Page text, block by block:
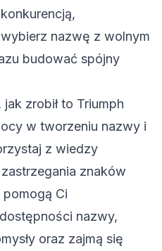
nazwę z wolnym
budować spójny
zrobił to Triumph
w tworzeniu nazwy i
z wiedzy
znaków
Ci
nazwy,
oraz zajmą się